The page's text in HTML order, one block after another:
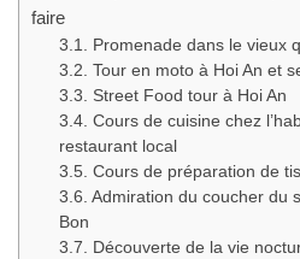
faire
3.1. Promenade dans le vieux
3.2. Tour en moto à Hoi An et
3.3. Street Food tour à Hoi An
3.4. Cours de cuisine chez
restaurant local
3.5. Cours de préparation de
3.6. Admiration du coucher du
Bon
3.7. Découverte de la vie